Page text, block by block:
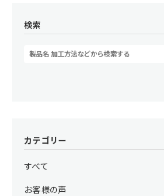
検索
カテゴリー
すべて
お客様の声